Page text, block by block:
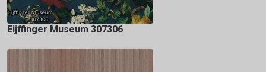
Eijffinger Museum 307306